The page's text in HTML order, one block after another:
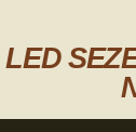
LED